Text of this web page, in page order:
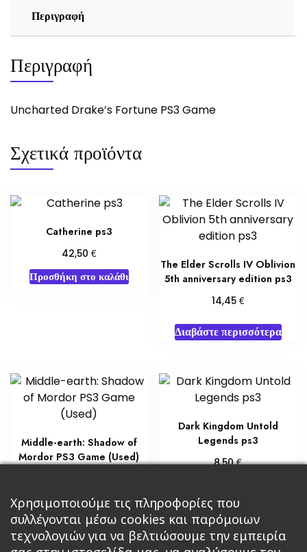
Περιγραφή
Περιγραφή
Uncharted Drake’s Fortune PS3 Game
Σχετικά προϊόντα
Catherine ps3
42,50 €
Προσθήκη στο καλάθι
The Elder Scrolls IV Oblivion
5th anniversary edition ps3
14,45 €
Διαβάστε περισσότερα
Middle-earth: Shadow of
Mordor PS3 Game (Used)
Προσθήκη στο καλάθι
Dark Kingdom Untold
Legends ps3
8,50€
Χρησιμοποιούμε τις πληροφορίες που
συλλέγονται μέσω cookies και παρόμοιων
τεχνολογιών για να βελτιώσουμε την εμπειρία